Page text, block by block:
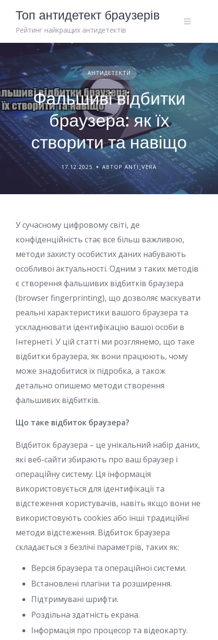
content
Топ антидетект браузерів
Рейтинг найкращих антидетектів
АНТИДЕТЕКТИ
Фальшиві відбитки
браузера: як їх
створити та навіщо
17.12.2025 АВТОР ANTI_VERA
У сучасному цифровому світі, де
конфіденційність стає все більш важливою,
методи захисту особистих даних набувають
особливої актуальності. Одним з таких методів
є створення фальшивих відбитків браузера
(browser fingerprinting), що дозволяє маскувати
реальні характеристики вашого браузера та
ускладнювати ідентифікацію вашої особи в
Інтернеті. У цій статті ми розглянемо, що таке
відбитки браузера, як вони працюють, чому
може знадобитися їх підробка, а також
детально опишемо методи створення
фальшивих відбитків.
Що таке відбиток браузера?
Відбиток браузера – це унікальний набір даних,
які веб-сайти збирають про ваш браузер і
операційну систему. Ця інформація
використовується для ідентифікації та
відстеження користувачів, навіть якщо вони не
використовують cookies або інші традиційні
методи відстеження. Відбиток браузера
складається з безлічі параметрів, таких як:
Версія браузера та операційної системи.
Встановлені плагіни та розширення.
Підтримувані шрифти.
Роздільна здатність екрана.
Інформація про процесор та відеокарту.